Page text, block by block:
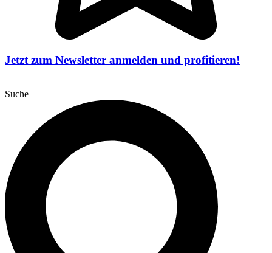
Jetzt zum Newsletter anmelden und profitieren!
Suche